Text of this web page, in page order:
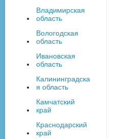
Владимирская
область
Вологодская
область
Ивановская
область
Калининградска
я область
Камчатский
край
Краснодарский
край